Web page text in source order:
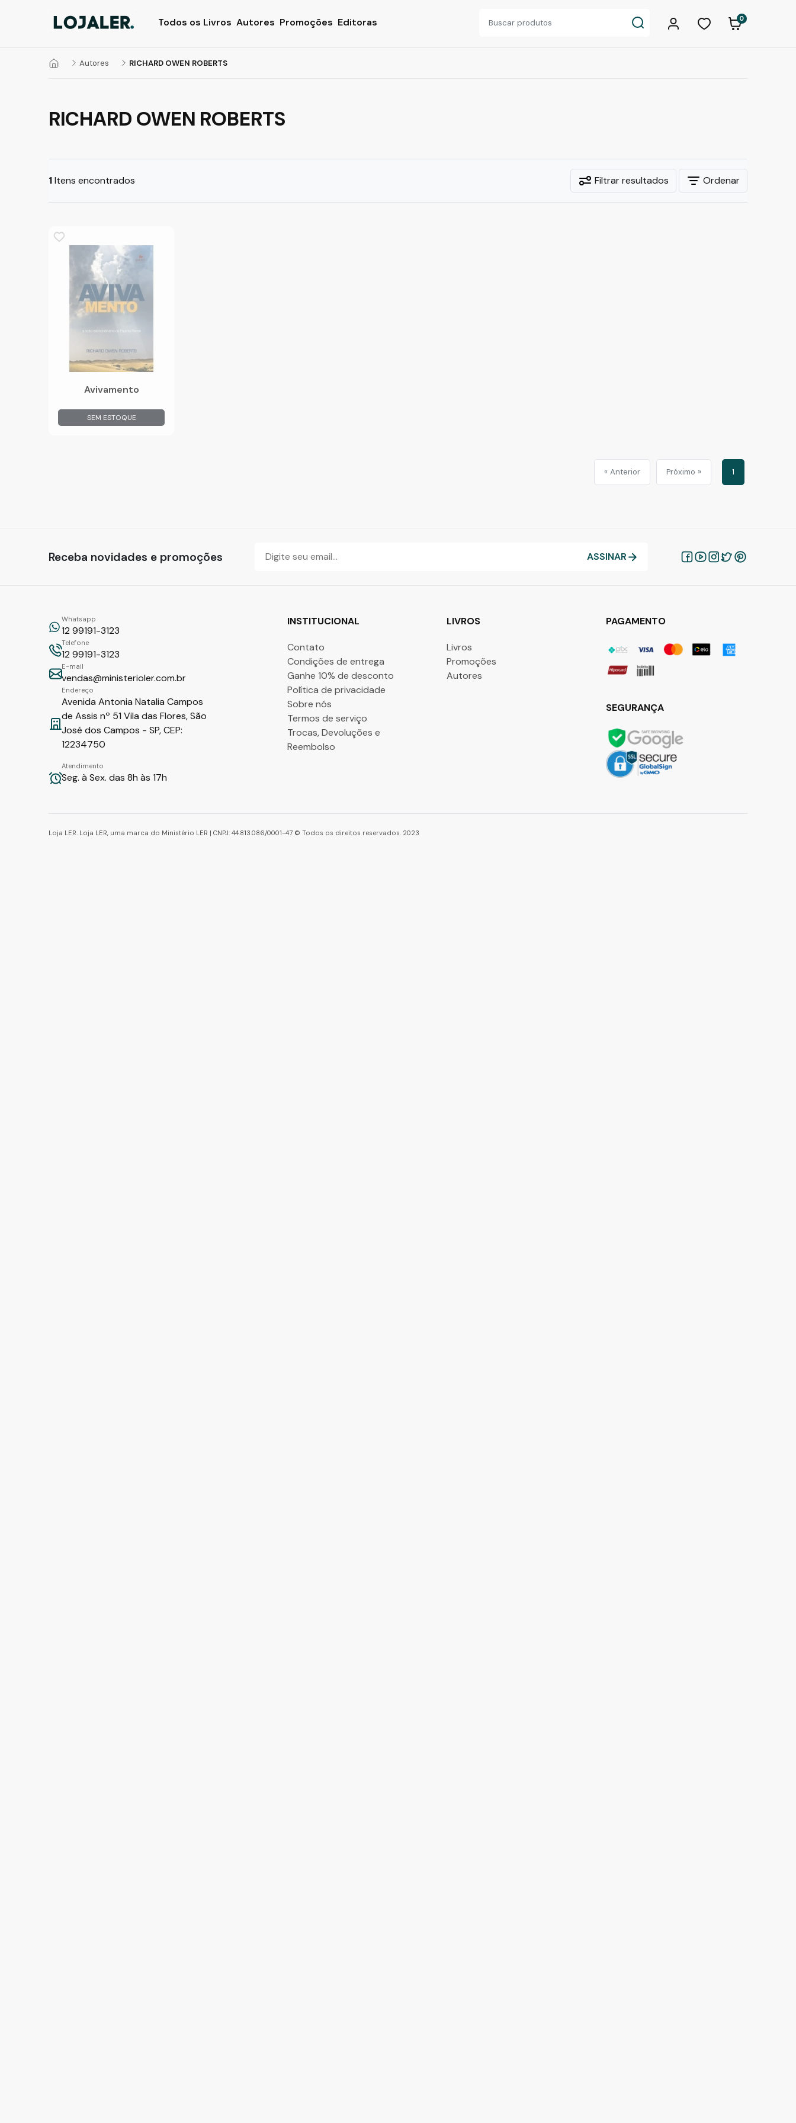
Todos os Livros Autores Promoções Editoras 0
Autores RICHARD OWEN ROBERTS
RICHARD OWEN ROBERTS
1Itens encontrados Filtrar resultados Ordenar
Avivamento
SEM ESTOQUE
« Anterior Próximo » 1
Receba novidades e promoções ASSINAR
Whatsapp
12 99191-3123
Telefone
12 99191-3123
E-mail
vendas@ministerioler.com.br
Endereço
Avenida Antonia Natalia Campos
de Assis nº 51 Vila das Flores, São
José dos Campos - SP, CEP:
12234750
Atendimento
Seg. à Sex. das 8h às 17h
INSTITUCIONAL
Contato
Condições de entrega
Ganhe 10% de desconto
Política de privacidade
Sobre nós
Termos de serviço
Trocas, Devoluções e
Reembolso
LIVROS
Livros
Promoções
Autores
PAGAMENTO
SEGURANÇA
Loja LER. Loja LER, uma marca do Ministério LER | CNPJ: 44.813.086/0001-47 © Todos os direitos reservados. 2023